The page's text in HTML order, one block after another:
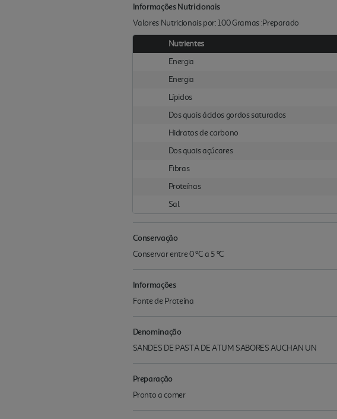
Informações Nutricionais
Valores Nutricionais por: 100 Gramas :Preparado
Nutrientes
Energia
Energia
Lípidos
Dos quais ácidos gordos saturados
Hidratos de carbono
Dos quais açúcares
Fibras
Proteínas
Sal
Conservação
Conservar entre 0 ºC a 5 ºC
Informações
Fonte de Proteína
Denominação
SANDES DE PASTA DE ATUM SABORES AUCHAN UN
Preparação
Pronto a comer